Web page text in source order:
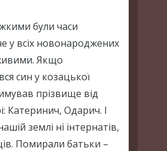
були часи
у всіх новонароджених
Якщо
син у козацької
прізвище від
Катеринич, Одарич. І
землі ні інтернатів,
Помирали батьки –